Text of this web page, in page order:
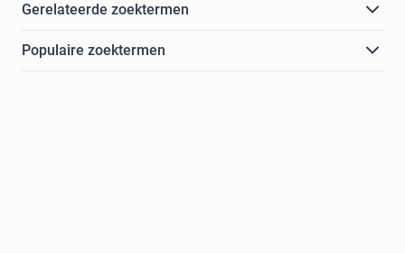
Gerelateerde zoektermen
Populaire zoektermen